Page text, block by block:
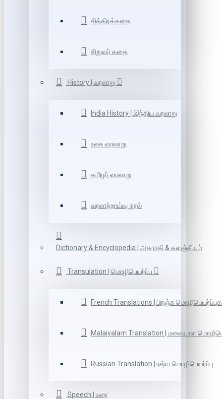
சித்திரக்கதை
சிறுவர் கதை
History | வரலாறு
India History | இந்திய வரலாறு
உலக வரலாறு
தமிழர் வரலாறு
வரலாற்றாய்வு நூல்
Dictionary & Encyclopedia | அகராதி & களஞ்சியம்
Transulation | மொழிபெயர்ப்பு
French Translations | பிரஞ்சு
Malaiyalam Translation | மலையாள
Russian Translation | ரஷ்ய மொழிபெயர்ப்பு
Speech | உரை